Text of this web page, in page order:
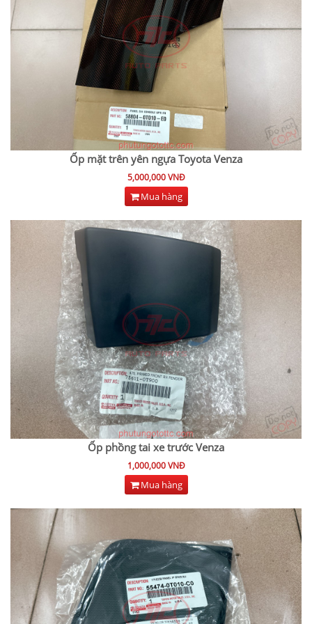
Ốp mặt trên yên ngựa Toyota Venza
5,000,000 VNĐ
Mua hàng
Ốp phồng tai xe trước Venza
1,000,000 VNĐ
Mua hàng